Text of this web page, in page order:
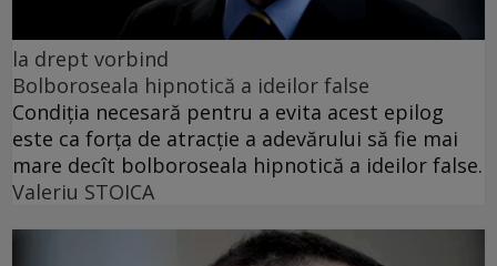
la drept vorbind
Bolboroseala hipnotică a ideilor false
Condiția necesară pentru a evita acest epilog
este ca forța de atracție a adevărului să fie mai
mare decît bolboroseala hipnotică a ideilor false.
Valeriu STOICA